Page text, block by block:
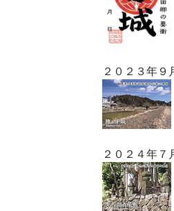
２０２３年９
２０２４年７